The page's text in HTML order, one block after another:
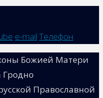
e-mail Телефон
Божией Матери
Гродно
Православной